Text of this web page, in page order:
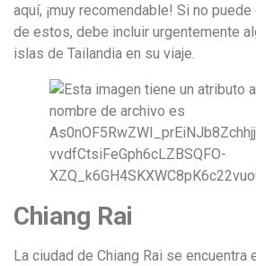
aquí, ¡muy recomendable! Si no
de estos, debe incluir urgentemente
islas de Tailandia en su viaje.
Chiang Rai
La ciudad de Chiang Rai se encuentra